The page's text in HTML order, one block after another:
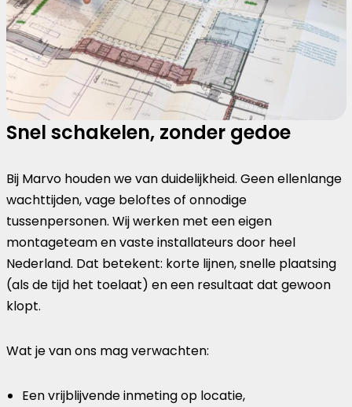
Snel schakelen, zonder gedoe
Bij Marvo houden we van duidelijkheid. Geen ellenlange
wachttijden, vage beloftes of onnodige
tussenpersonen. Wij werken met een eigen
montageteam en vaste installateurs door heel
Nederland. Dat betekent: korte lijnen, snelle plaatsing
(als de tijd het toelaat) en een resultaat dat gewoon
klopt.
Wat je van ons mag verwachten:
Een vrijblijvende inmeting op locatie,